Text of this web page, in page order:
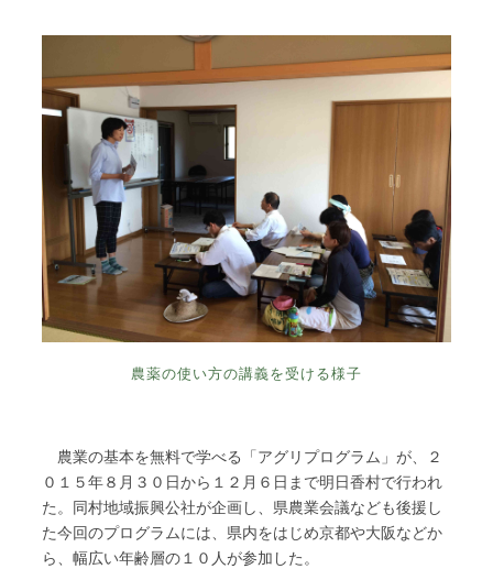
農薬の使い方の講義を受ける様子
農業の基本を無料で学べる「アグリプログラム」が、２
０１５年８月３０日から１２月６日まで明日香村で行われ
た。同村地域振興公社が企画し、県農業会議なども後援し
た今回のプログラムには、県内をはじめ京都や大阪などか
ら、幅広い年齢層の１０人が参加した。